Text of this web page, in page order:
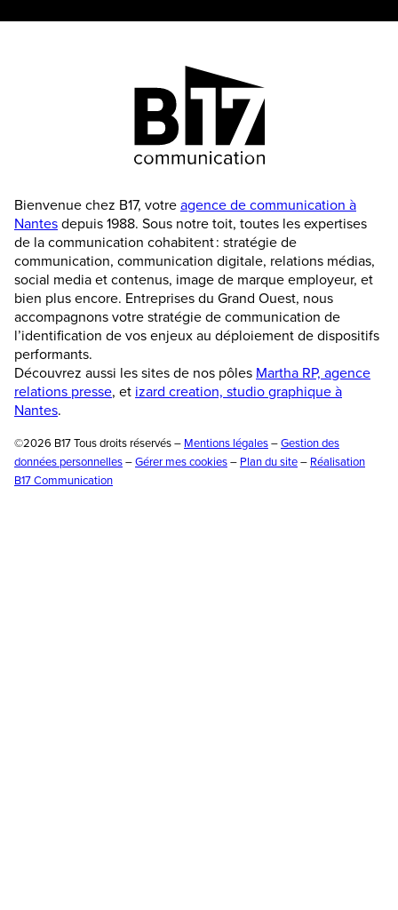
Bienvenue chez B17, votreagence de communication à
Nantesdepuis 1988. Sous notre toit, toutes les expertises
de la communication cohabitent : stratégie de
communication, communication digitale, relations médias,
social media et contenus, image de marque employeur, et
bien plus encore. Entreprises du Grand Ouest, nous
accompagnons votre stratégie de communication de
l’identification de vos enjeux au déploiement de dispositifs
performants.
Découvrez aussi les sites de nos pôles Martha RP, agence
relations presse, et izard creation, studio graphique à
Nantes.
©2026 B17 Tous droits réservés – Mentions légales–Gestion des
données personnelles–Gérer mes cookies– Plan du site– Réalisation
B17 Communication